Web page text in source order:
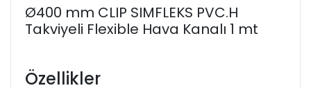
Ø400 mm CLIP SIMFLEKS PVC.H
Takviyeli Flexible Hava Kanalı 1 mt
Özellikler